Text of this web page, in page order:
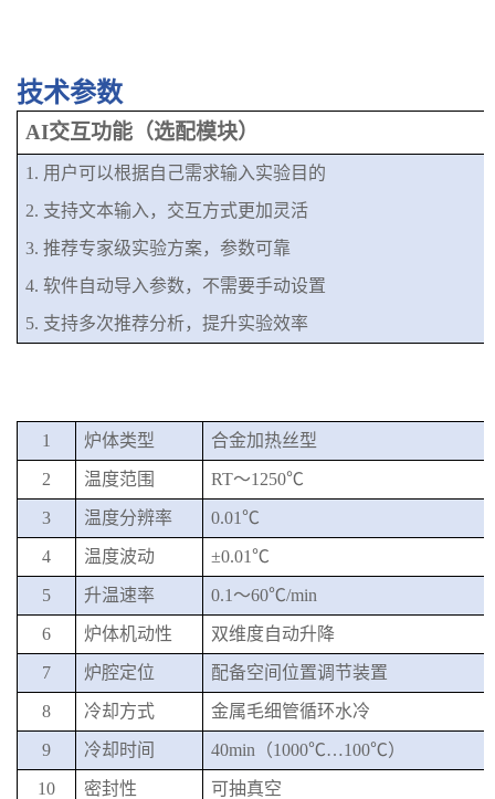
技术参数
AI交互功能（选配模块）
1. 用户可以根据自己需求输入实验目的
2. 支持文本输入，交互方式更加灵活
3. 推荐专家级实验方案，参数可靠
4. 软件自动导入参数，不需要手动设置
5. 支持多次推荐分析，提升实验效率
1 炉体类型 合金加热丝型
2 温度范围 RT～1250℃
3 温度分辨率 0.01℃
4 温度波动 ±0.01℃
5 升温速率 0.1 ～60℃/min
6 炉体机动性 双维度自动升降
7 炉腔定位 配备空间位置调节装置
8 冷却方式 金属毛细管循环水冷
9 冷却时间 40min（1000℃…100℃）
10 密封性 可抽真空